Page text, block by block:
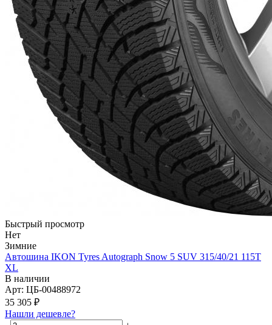
Быстрый просмотр
Нет
Зимние
Автошина IKON Tyres Autograph Snow 5 SUV 315/40/21 115T
XL
В наличии
Арт: ЦБ-00488972
35 305 ₽
Нашли дешевле?